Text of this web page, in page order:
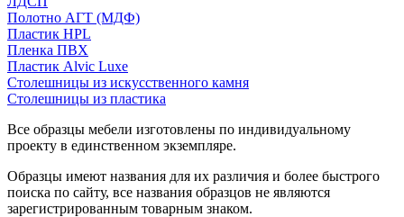
Полотно АГТ (МДФ)
Пластик HPL
Пленка ПВХ
Пластик Alvic Luxe
Столешницы из искусственного камня
Столешницы из пластика
Все образцы мебели изготовлены по индивидуальному
проекту в единственном экземпляре.
Образцы имеют названия для их различия и более быстрого
поиска по сайту, все названия образцов не являются
зарегистрированным товарным знаком.